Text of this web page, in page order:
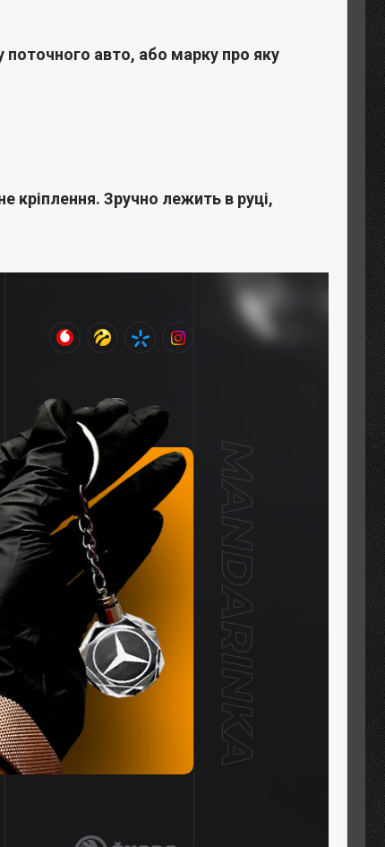
авто, або марку про яку
кріплення. Зручно лежить в руці,